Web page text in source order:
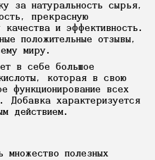
за натуральность сырья,
прекрасную
и эффективность.
положительные отзывы,
миру.
в себе большое
которая в свою
функционирование всех
Добавка характеризуется
действием.
полезных